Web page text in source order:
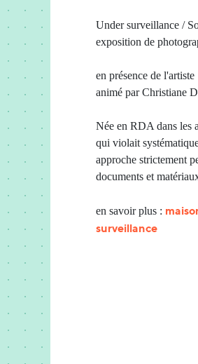
Under surveillance /
exposition de
en présence de l'artiste
animé par Christiane
Née en RDA dans les
qui violait
approche strictement
documents et
en savoir plus :
surveillance